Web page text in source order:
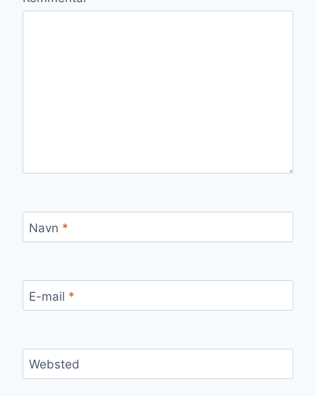
Navn *
E-mail *
Websted